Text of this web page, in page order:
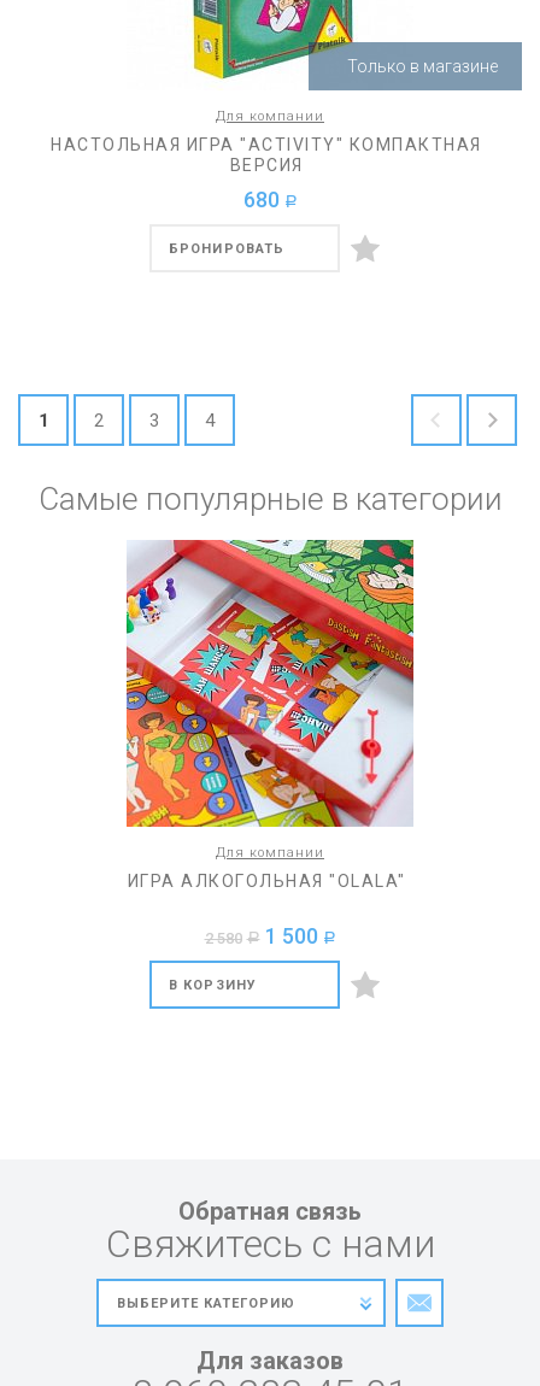
Только в магазине
Для компании
НАСТОЛЬНАЯ ИГРА "ACTIVITY" КОМПАКТНАЯ
ВЕРСИЯ
680 a
БРОНИРОВАТЬ
1 2 3 4
Самые популярные в категории
Для компании
ИГРА АЛКОГОЛЬНАЯ "OLALA"
2 580 a 1 500 a
В КОРЗИНУ
Обратная связь
Свяжитесь с нами
Для заказов